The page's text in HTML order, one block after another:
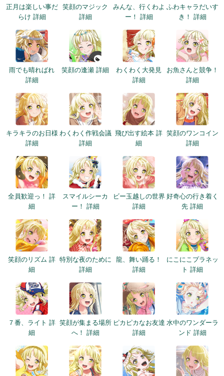
正月は楽しい事だ
らけ 詳細
笑顔のマジック
詳細
みんな、行くわよ
ー！ 詳細
ふわキャラだいす
き！ 詳細
雨でも晴ればれ
詳細
笑顔の逢瀬 詳細
わくわく大発見
詳細
お魚さんと競争！
詳細
キラキラのお日様
詳細
わくわく作戦会議
詳細
飛び出す絵本 詳
細
笑顔のワンコイン
詳細
全員歓迎っ！ 詳
細
スマイルシーカ
ー！ 詳細
ビー玉越しの世界
詳細
好奇心の行き着く
先 詳細
笑顔のリズム 詳
細
特別な夜のために
詳細
龍、舞い踊る！
詳細
にこにこプラネッ
ト 詳細
７番、ライト 詳
細
笑顔が集まる場所
へ！ 詳細
ピカピカなお友達
詳細
水中のワンダーラ
ンド 詳細